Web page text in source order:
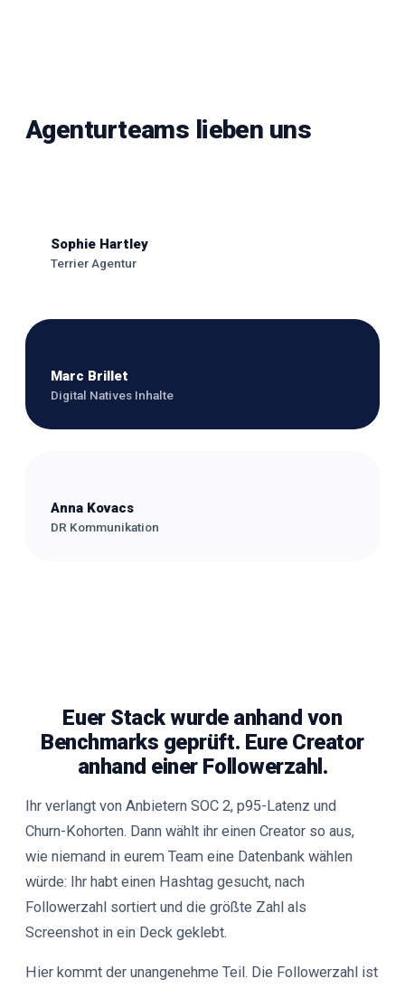
Agenturteams lieben uns
Sophie Hartley
Terrier Agentur
Marc Brillet
Digital Natives Inhalte
Anna Kovacs
DR Kommunikation
Euer Stack wurde anhand von
Benchmarks geprüft. Eure Creator
anhand einer Followerzahl.
Ihr verlangt von Anbietern SOC 2, p95-Latenz und
Churn-Kohorten. Dann wählt ihr einen Creator so aus,
wie niemand in eurem Team eine Datenbank wählen
würde: Ihr habt einen Hashtag gesucht, nach
Followerzahl sortiert und die größte Zahl als
Screenshot in ein Deck geklebt.
Hier kommt der unangenehme Teil. Die Followerzahl ist